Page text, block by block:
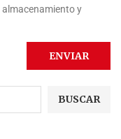
y
BUSCAR